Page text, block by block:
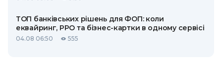
ТОП банківських рішень для ФОП: коли
еквайринг, РРО та бізнес-картки в одному сервісі
04.08 06:50 555